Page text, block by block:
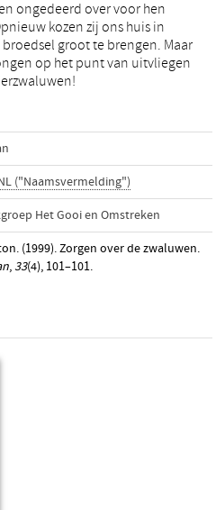
ongedeerd over voor hen
kozen zij ons huis in
groot te brengen. Maar
op het punt van uitvliegen
NL ("Naamsvermelding")
Het Gooi en Omstreken
(1999). Zorgen over de zwaluwen.
, 33(4), 101–101.